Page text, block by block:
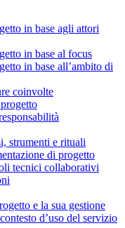
in base agli attori
in base al focus
in base all’ambito di
coinvolte
strumenti e rituali
di progetto
tecnici collaborativi
e la sua gestione
d’uso del servizio